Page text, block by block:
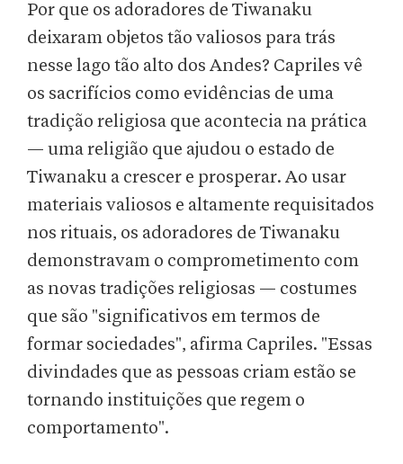
Por que os adoradores de Tiwanaku
deixaram objetos tão valiosos para trás
nesse lago tão alto dos Andes? Capriles vê
os sacrifícios como evidências de uma
tradição religiosa que acontecia na prática
— uma religião que ajudou o estado de
Tiwanaku a crescer e prosperar. Ao usar
materiais valiosos e altamente requisitados
nos rituais, os adoradores de Tiwanaku
demonstravam o comprometimento com
as novas tradições religiosas — costumes
que são "significativos em termos de
formar sociedades", afirma Capriles. "Essas
divindades que as pessoas criam estão se
tornando instituições que regem o
comportamento".